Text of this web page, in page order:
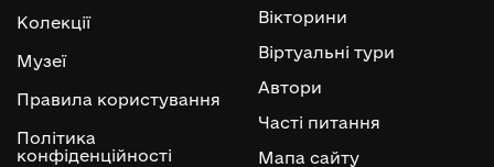
Колекції
Музеї
Правила користування
Політика
конфіденційності
Вікторини
Віртуальні тури
Автори
Часті питання
Мапа сайту